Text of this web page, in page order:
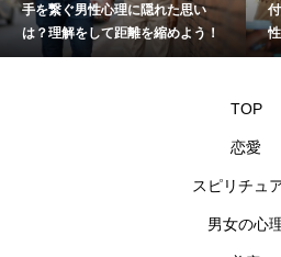
手を繋ぐ男性心理に隠れた思い
は？理解をして距離を縮めよう！
て
TOP
恋愛
スピリチュ
男女の心